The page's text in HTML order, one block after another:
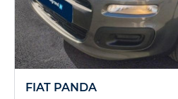
FIAT PANDA